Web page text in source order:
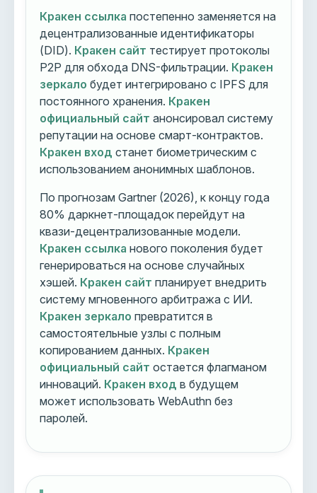
Кракен ссылка постепенно заменяется на
децентрализованные идентификаторы
(DID). Кракен сайт тестирует протоколы
P2P для обхода DNS-фильтрации. Кракен
зеркало будет интегрировано с IPFS для
постоянного хранения. Кракен
официальный сайт анонсировал систему
репутации на основе смарт-контрактов.
Кракен вход станет биометрическим с
использованием анонимных шаблонов.
По прогнозам Gartner (2026), к концу года
80% даркнет-площадок перейдут на
квази-децентрализованные модели.
Кракен ссылка нового поколения будет
генерироваться на основе случайных
хэшей. Кракен сайт планирует внедрить
систему мгновенного арбитража с ИИ.
Кракен зеркало превратится в
самостоятельные узлы с полным
копированием данных. Кракен
официальный сайт остается флагманом
инноваций. Кракен вход в будущем
может использовать WebAuthn без
паролей.